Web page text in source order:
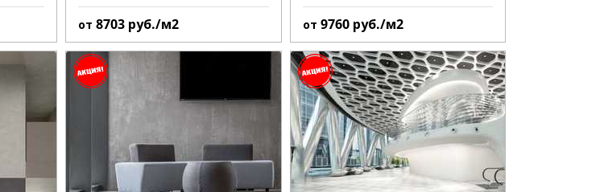
от8703 руб./м2 от 9760 руб./м2